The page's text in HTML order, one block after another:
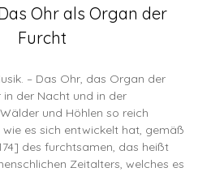
Ohr als Organ der
Furcht
– Das Ohr, das Organ der
in der Nacht und in der
und Höhlen so reich
wie es sich entwickelt hat, gemäß
des furchtsamen, das heißt
Zeitalters, welches es